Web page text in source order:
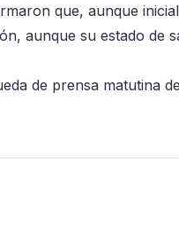
que, aunque
aunque su estado de
de prensa matutina